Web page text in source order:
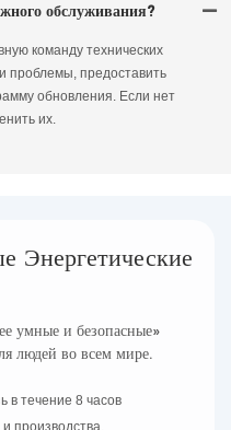
обслуживания?
команду технических
проблемы, предоставить
обновления. Если нет
их.
Энергетические
умные и безопасные»
людей во всем мире.
в течение 8 часов